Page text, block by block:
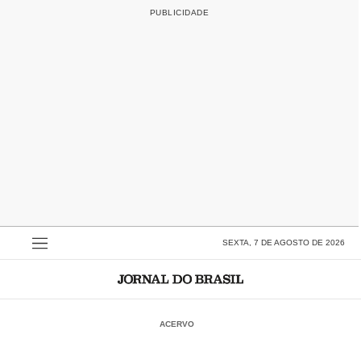
SEXTA, 7 DE AGOSTO DE 2026
ACERVO